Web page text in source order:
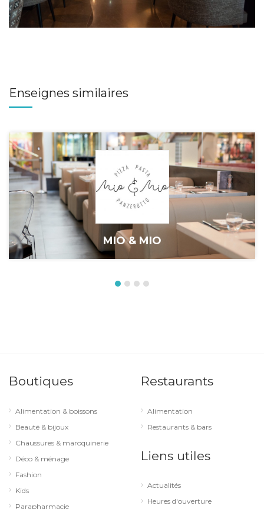
Enseignes similaires
MIO & MIO
Boutiques
Alimentation & boissons
Beauté & bijoux
Chaussures & maroquinerie
Déco & ménage
Fashion
Kids
Parapharmacie
Restaurants
Alimentation
Restaurants & bars
Liens utiles
Actualités
Heures d'ouverture